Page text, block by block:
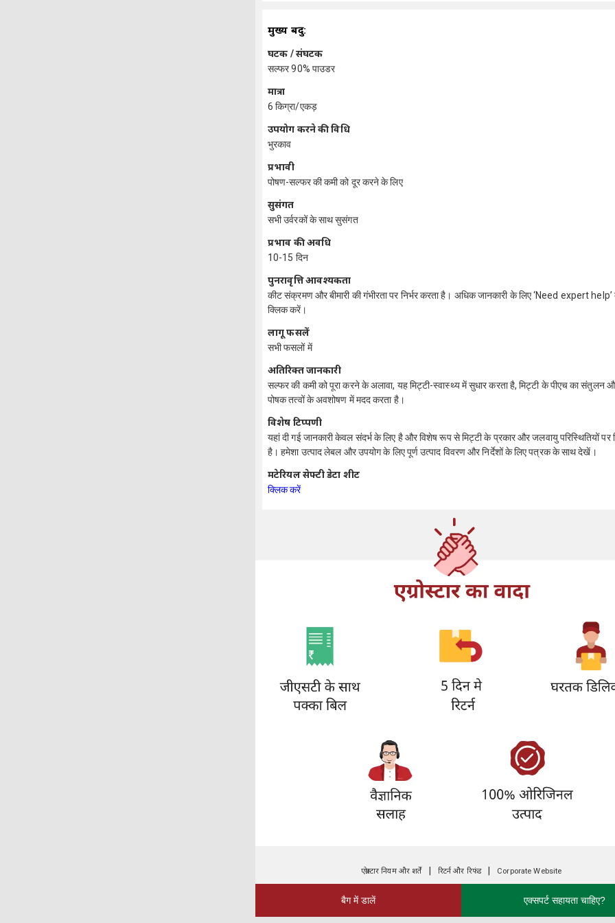
मुख्य बिंदु:
घटक / संघटक
सल्फर 90% पाउडर
मात्रा
6 किग्रा/एकड़
उपयोग करने की विधि
भुरकाव
प्रभावी
पोषण-सल्फर की कमी को दूर करने के लिए
सुसंगत
सभी उर्वरकों के साथ सुसंगत
प्रभाव की अवधि
10-15 दिन
पुनरावृत्ति आवश्यकता
कीट संक्रमण और बीमारी की गंभीरता पर निर्भर करता है। अधिक जानकारी के लिए ‘Need expert
क्लिक करें।
लागू फसलें
सभी फसलों में
अतिरिक्त जानकारी
सल्फर की कमी को पूरा करने के अलावा, यह मिट्टी-स्वास्थ्य में सुधार करता है, मिट्टी के पीएच का संतुलन
पोषक तत्वों के अवशोषण में मदद करता है।
विशेष टिप्पणी
यहां दी गई जानकारी केवल संदर्भ के लिए है और विशेष रूप से मिट्टी के प्रकार और जलवायु परिस्थितियों पर
है। हमेशा उत्पाद लेबल और उपयोग के लिए पूर्ण उत्पाद विवरण और निर्देशों के लिए पत्रक के साथ देखें।
मटेरियल सेफ्टी डेटा शीट
क्लिक करें
बैग में डालें एक्सपर्ट सहायता चाहिए?
एग्रोस्टार नियम और शर्तें रिटर्न और रिफंड Corporate Website